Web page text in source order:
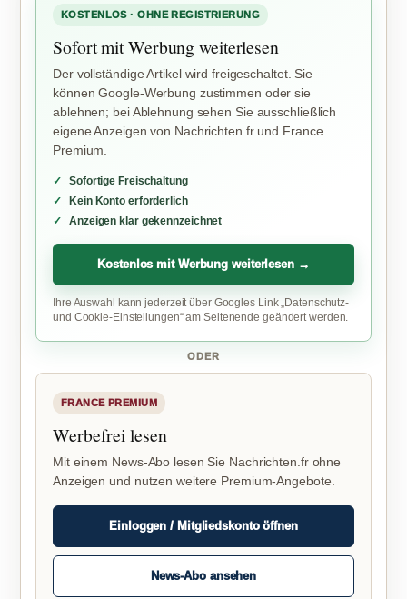
KOSTENLOS · OHNE REGISTRIERUNG
Sofort mit Werbung weiterlesen
Der vollständige Artikel wird freigeschaltet. Sie
können Google-Werbung zustimmen oder sie
ablehnen; bei Ablehnung sehen Sie ausschließlich
eigene Anzeigen von Nachrichten.fr und France
Premium.
Sofortige Freischaltung
Kein Konto erforderlich
Anzeigen klar gekennzeichnet
Kostenlos mit Werbung weiterlesen →
Ihre Auswahl kann jederzeit über Googles Link „Datenschutz-
und Cookie-Einstellungen“ am Seitenende geändert werden.
ODER
FRANCE PREMIUM
Werbefrei lesen
Mit einem News-Abo lesen Sie Nachrichten.fr ohne
Anzeigen und nutzen weitere Premium-Angebote.
Einloggen / Mitgliedskonto öffnen
News-Abo ansehen